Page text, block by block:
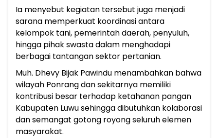
Ia menyebut kegiatan tersebut juga menjadi
sarana memperkuat koordinasi antara
kelompok tani, pemerintah daerah, penyuluh,
hingga pihak swasta dalam menghadapi
berbagai tantangan sektor pertanian.
Muh. Dhevy Bijak Pawindu menambahkan bahwa
wilayah Ponrang dan sekitarnya memiliki
kontribusi besar terhadap ketahanan pangan
Kabupaten Luwu sehingga dibutuhkan kolaborasi
dan semangat gotong royong seluruh elemen
masyarakat.